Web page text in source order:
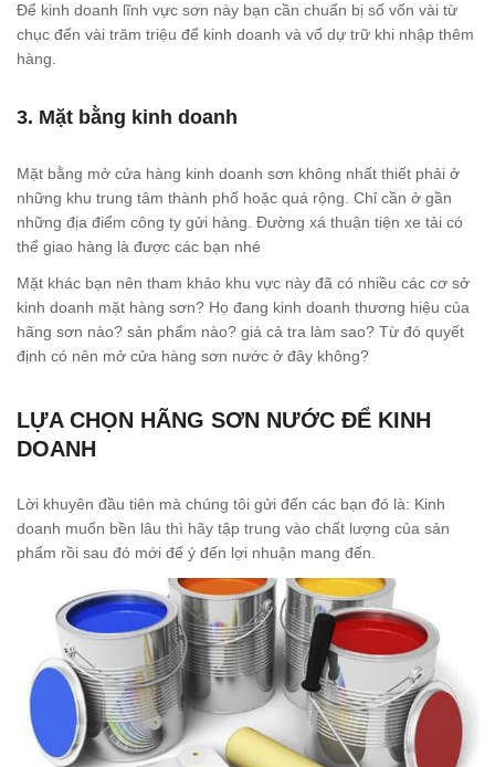
Để kinh doanh lĩnh vực sơn này bạn cần chuẩn bị số vốn vài từ
chục đến vài trăm triệu để kinh doanh và vố dự trữ khi nhập thêm
hàng.
3. Mặt bằng kinh doanh
Mặt bằng mở cửa hàng kinh doanh sơn không nhất thiết phải ở
những khu trung tâm thành phố hoặc quá rộng. Chỉ cần ở gần
những địa điểm công ty gửi hàng. Đường xá thuận tiện xe tải có
thể giao hàng là được các bạn nhé
Mặt khác bạn nên tham khảo khu vực này đã có nhiều các cơ sở
kinh doanh mặt hàng sơn? Họ đang kinh doanh thương hiệu của
hãng sơn nào? sản phẩm nào? giá cả tra làm sao? Từ đó quyết
định có nên mở cửa hàng sơn nước ở đây không?
LỰA CHỌN HÃNG SƠN NƯỚC ĐỂ KINH
DOANH
Lời khuyên đầu tiên mà chúng tôi gửi đến các bạn đó là: Kinh
doanh muốn bền lâu thì hãy tập trung vào chất lượng của sản
phẩm rồi sau đó mới để ý đến lợi nhuận mang đến.